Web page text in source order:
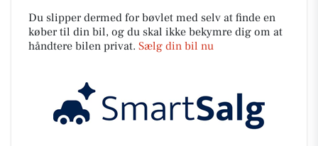
Du slipper dermed for bøvlet med selv at finde en
køber til din bil, og du skal ikke bekymre dig om at
håndtere bilen privat. Sælg din bil nu